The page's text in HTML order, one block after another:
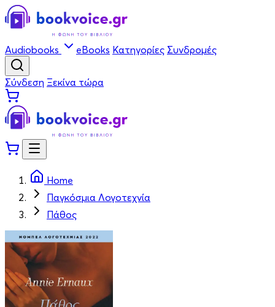
Audiobooks eBooks Κατηγορίες Συνδρομές
Σύνδεση Ξεκίνα τώρα
Home
Παγκόσμια Λογοτεχνία
Πάθος